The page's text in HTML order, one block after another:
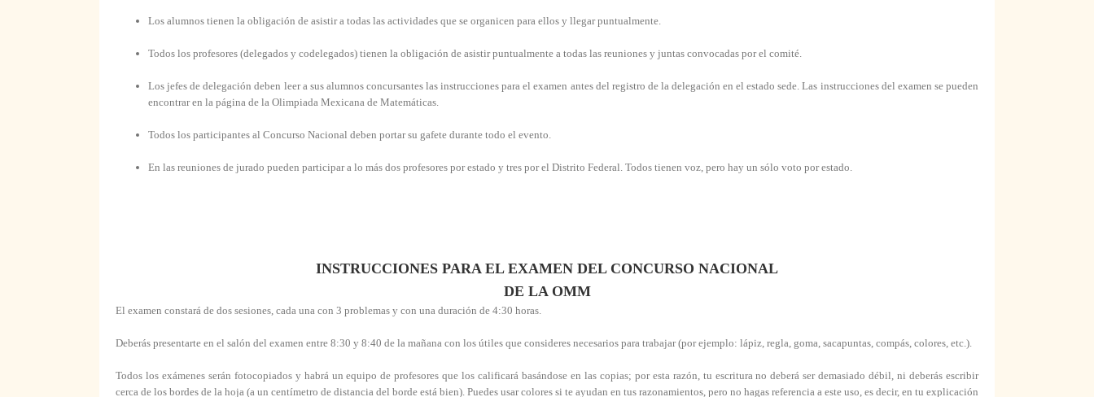
Los alumnos tienen la obligación de asistir a todas las actividades que se organicen para ellos y llegar puntualmente.
Todos los profesores (delegados y codelegados) tienen la obligación de asistir puntualmente a todas las reuniones y juntas convocadas por el comité.
Los jefes de delegación deben leer a sus alumnos concursantes las instrucciones para el examen antes del registro de la delegación en el estado sede. Las instrucciones del examen se pueden
encontrar en la página de la Olimpiada Mexicana de Matemáticas.
Todos los participantes al Concurso Nacional deben portar su gafete durante todo el evento.
En las reuniones de jurado pueden participar a lo más dos profesores por estado y tres por el Distrito Federal. Todos tienen voz, pero hay un sólo voto por estado.
INSTRUCCIONES PARA EL EXAMEN DEL CONCURSO NACIONAL
DE LA OMM
El examen constará de dos sesiones, cada una con 3 problemas y con una duración de 4:30 horas.
Deberás presentarte en el salón del examen entre 8:30 y 8:40 de la mañana con los útiles que consideres necesarios para trabajar (por ejemplo: lápiz, regla, goma, sacapuntas, compás, colores, etc.).
Todos los exámenes serán fotocopiados y habrá un equipo de profesores que los calificará basándose en las copias; por esta razón, tu escritura no deberá ser demasiado débil, ni deberás escribir
cerca de los bordes de la hoja (a un centímetro de distancia del borde está bien). Puedes usar colores si te ayudan en tus razonamientos, pero no hagas referencia a este uso, es decir, en tu explicación